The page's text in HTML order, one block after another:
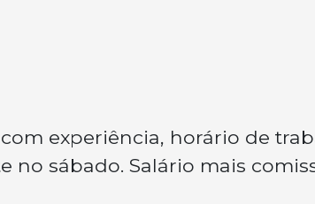
experiência, horário de
no sábado. Salário mais